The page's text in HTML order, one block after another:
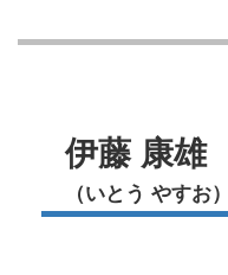
伊藤 康雄
（いとう やすお）